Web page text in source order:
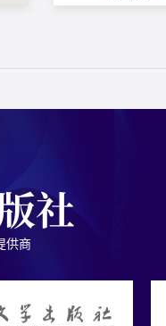
社
供商